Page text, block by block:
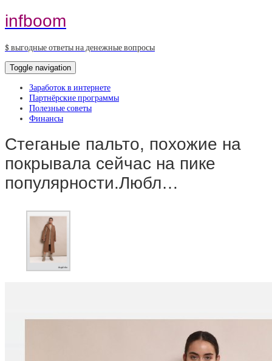
infboom
$ выгодные ответы на денежные вопросы
Toggle navigation
Заработок в интернете
Партнёрские программы
Полезные советы
Финансы
Стеганые пальто, похожие на
покрывала сейчас на пике
популярности.Любл…